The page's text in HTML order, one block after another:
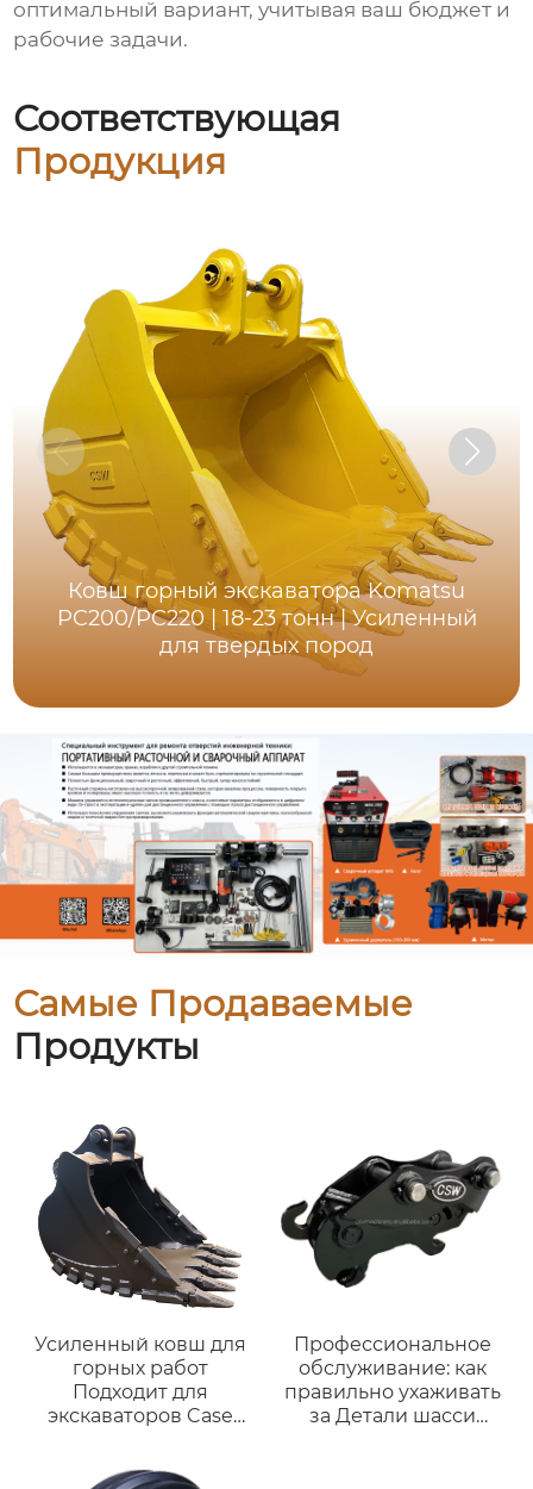
оптимальный вариант, учитывая ваш бюджет и
рабочие задачи.
Соответствующая
Продукция
Ковш горный экскаватора Komatsu
PC200/PC220 | 18-23 тонн | Усиленный
для твердых пород
Самые Продаваемые
Продукты
Усиленный ковш для
горных работ
Подходит для
экскаваторов Case
техники 28-35 тонн
Профессиональное
обслуживание: как
правильно ухаживать
за Детали шасси